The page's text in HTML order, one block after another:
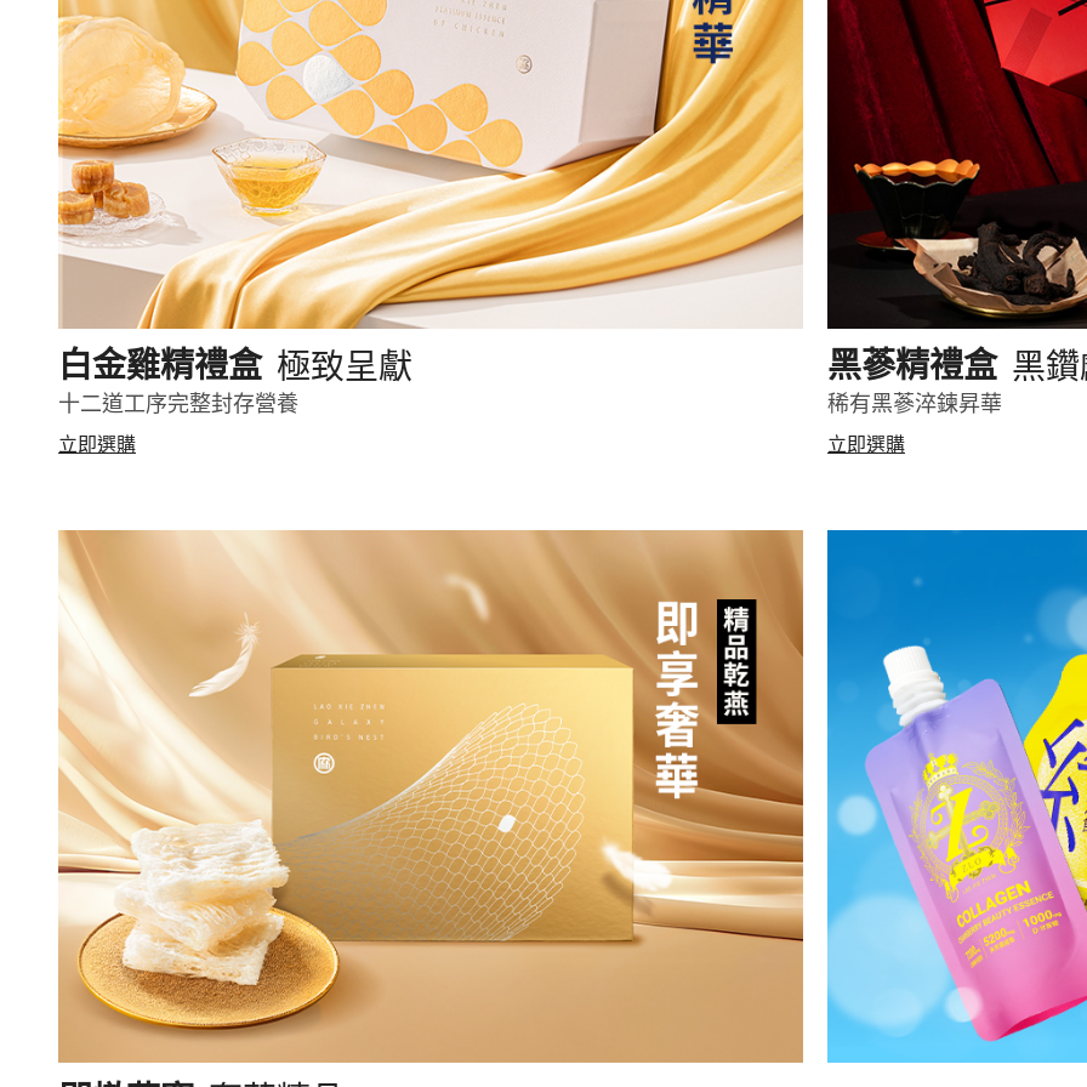
白金雞精禮盒 極致呈獻
十二道工序完整封存營養
立即選購
黑蔘精禮盒 黑
稀有黑蔘淬鍊昇華
立即選購